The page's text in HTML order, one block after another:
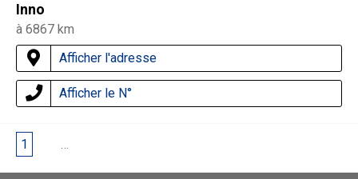
Inno
à 6867 km
Afficher l'adresse
Afficher le N°
1 …